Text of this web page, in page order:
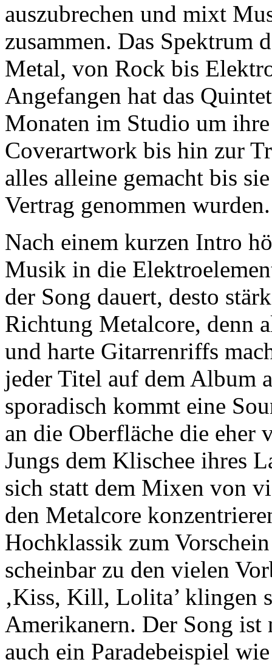
auszubrechen und mixt
zusammen. Das Spektrum
Metal, von Rock bis
Angefangen hat das
Monaten im Studio um
Coverartwork bis hin zur
alles alleine gemacht bis
Vertrag genommen wurden.
Nach einem kurzen Intro
Musik in die
der Song dauert, desto
Richtung Metalcore, denn
und harte Gitarrenriffs
jeder Titel auf dem Album
sporadisch kommt eine
an die Oberfläche die eher
Jungs dem Klischee ihres
sich statt dem Mixen von
den Metalcore
Hochklassik zum
scheinbar zu den vielen
‚Kiss, Kill, Lolita’ klingen
Amerikanern. Der Song ist
auch ein Paradebeispiel